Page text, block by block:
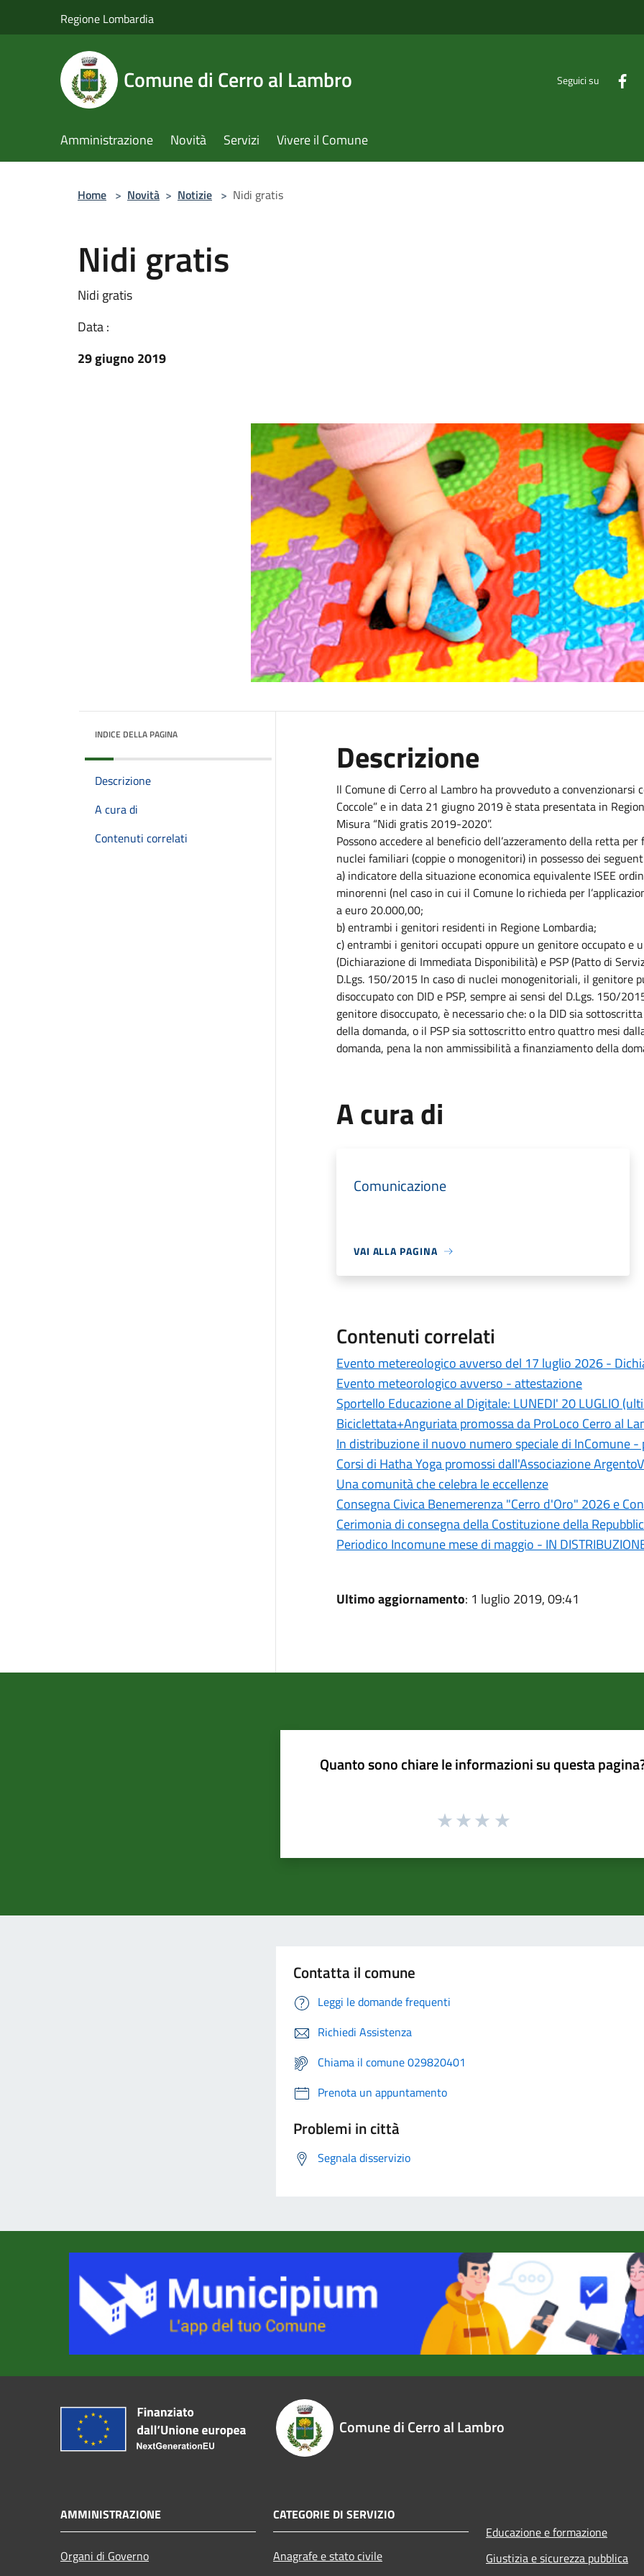
Regione Lombardia
Comune di Cerro al Lambro Seguici su
Amministrazione Novità Servizi Vivere il Comune
Home > Novità > Notizie > Nidi gratis
Nidi gratis
Nidi gratis
Data :
29 giugno 2019
INDICE DELLA PAGINA
Descrizione
A cura di
Contenuti correlati
Descrizione
Il Comune di Cerro al Lambro ha provveduto a convenzionarsi
Coccole” e in data 21 giugno 2019 è stata presentata in
Misura “Nidi gratis 2019-2020”.
Possono accedere al beneficio dell’azzeramento della retta
nuclei familiari (coppie o monogenitori) in possesso dei
a) indicatore della situazione economica equivalente ISEE
minorenni (nel caso in cui il Comune lo richieda per
a euro 20.000,00;
b) entrambi i genitori residenti in Regione Lombardia;
c) entrambi i genitori occupati oppure un genitore occupato e
(Dichiarazione di Immediata Disponibilità) e PSP (Patto di
D.Lgs. 150/2015 In caso di nuclei monogenitoriali, il genitore
disoccupato con DID e PSP, sempre ai sensi del D.Lgs. 150/
genitore disoccupato, è necessario che: o la DID sia
della domanda, o il PSP sia sottoscritto entro quattro mesi
domanda, pena la non ammissibilità a finanziamento della
A cura di
Comunicazione
VAI ALLA PAGINA
Contenuti correlati
Evento metereologico avverso del 17 luglio 2026 -
Evento meteorologico avverso - attestazione
Sportello Educazione al Digitale: LUNEDI' 20 LUGLIO
Biciclettata+Anguriata promossa da ProLoco Cerro al
In distribuzione il nuovo numero speciale di InComune
Corsi di Hatha Yoga promossi dall'Associazione
Una comunità che celebra le eccellenze
Consegna Civica Benemerenza "Cerro d'Oro" 2026 e
Cerimonia di consegna della Costituzione della
Periodico Incomune mese di maggio - IN
Ultimo aggiornamento: 1 luglio 2019, 09:41
Quanto sono chiare le informazioni su questa
Contatta il comune
Leggi le domande frequenti
Richiedi Assistenza
Chiama il comune 029820401
Prenota un appuntamento
Problemi in città
Segnala disservizio
Comune di Cerro al Lambro
AMMINISTRAZIONE
Organi di Governo
CATEGORIE DI SERVIZIO
Anagrafe e stato civile
Educazione e formazione
Giustizia e sicurezza pubblica